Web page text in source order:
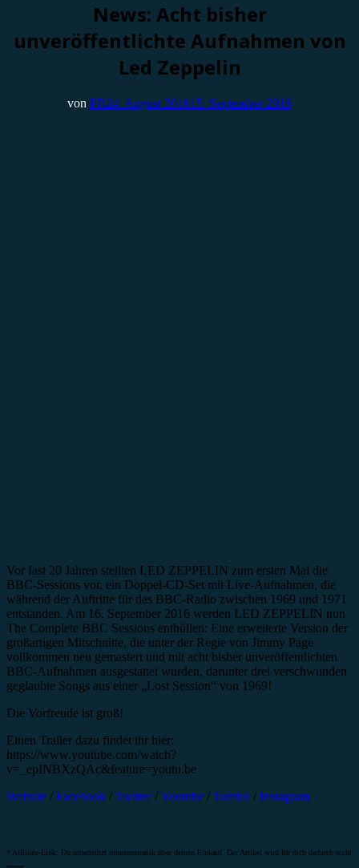
News: Acht bisher
unveröffentlichte Aufnahmen von
Led Zeppelin
von PR24. August 201615. September 2016
Vor fast 20 Jahren stellten LED ZEPPELIN zum ersten Mal die
BBC-Sessions vor, ein Doppel-CD-Set mit Live-Aufnahmen, die
während der Auftritte für das BBC-Radio zwischen 1969 und 1971
entstanden. Am 16. September 2016 werden LED ZEPPELIN nun
The Complete BBC Sessions enthüllen: Eine erweiterte Version der
großartigen Mitschnitte, die unter der Regie von Jimmy Page
vollkommen neu gemastert und mit acht bisher unveröffentlichten
BBC-Aufnahmen ausgestattet wurden, darunter drei verschwunden
geglaubte Songs aus einer „Lost Session“ von 1969!
Die Vorfreude ist groß!
Einen Trailer dazu findet ihr hier:
https://www.youtube.com/watch?
v=_epINBXzQAc&feature=youtu.be
Website / Facebook / Twitter/ Youtube / Tumblr/ Instagram
* Affiliate-Link: Du unterstützt minutenmusik über deinen Einkauf. Der Artikel wird für dich dadurch nicht